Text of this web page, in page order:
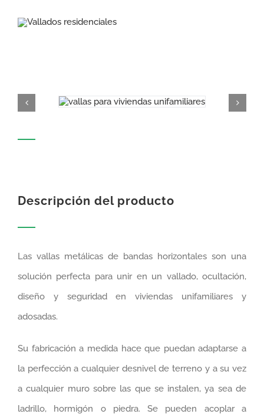
Descripción del producto
Las vallas metálicas de bandas horizontales son una
solución perfecta para unir en un vallado, ocultación,
diseño y seguridad en viviendas unifamiliares y
adosadas.
Su fabricación a medida hace que puedan adaptarse a
la perfección a cualquier desnivel de terreno y a su vez
a cualquier muro sobre las que se instalen, ya sea de
ladrillo, hormigón o piedra. Se pueden acoplar a